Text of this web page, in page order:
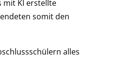
mit KI erstellte
somit den
alles